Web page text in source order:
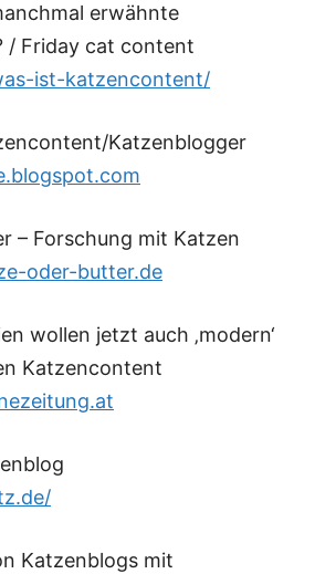
erwähnte
/ Friday cat content
ist-katzencontent/
Katzenblogger
– Forschung mit Katzen
oder-butter.de
wollen jetzt auch ‚modern‘
Katzencontent
Katzenblogs mit